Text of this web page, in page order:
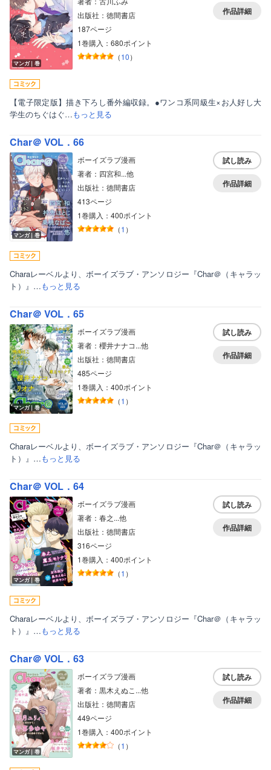
マンガ｜巻
出版社：徳間書店
187ページ
1巻購入：680ポイント
（10）
作品詳細
【電子限定版】描き下ろし番外編収録。●ワンコ系同級生×お人好し大
学生のちぐはぐ…もっと見る
Char＠ VOL．66
マンガ｜巻
ボーイズラブ漫画
著者：四宮和...他
出版社：徳間書店
413ページ
1巻購入：400ポイント
（1 ）
試し読み
作品詳細
Charaレーベルより、ボーイズラブ・アンソロジー『Char＠（キャラッ
ト）』…もっと見る
Char＠ VOL．65
マンガ｜巻
ボーイズラブ漫画
著者：櫻井ナナコ...他
出版社：徳間書店
485ページ
1巻購入：400ポイント
（1 ）
試し読み
作品詳細
Charaレーベルより、ボーイズラブ・アンソロジー『Char＠（キャラッ
ト）』…もっと見る
Char＠ VOL．64
マンガ｜巻
ボーイズラブ漫画
著者：春之...他
出版社：徳間書店
316ページ
1巻購入：400ポイント
（1 ）
試し読み
作品詳細
Charaレーベルより、ボーイズラブ・アンソロジー『Char＠（キャラッ
ト）』…もっと見る
Char＠ VOL．63
マンガ｜巻
ボーイズラブ漫画
著者：黒木えぬこ...他
出版社：徳間書店
449ページ
1巻購入：400ポイント
（1 ）
試し読み
作品詳細